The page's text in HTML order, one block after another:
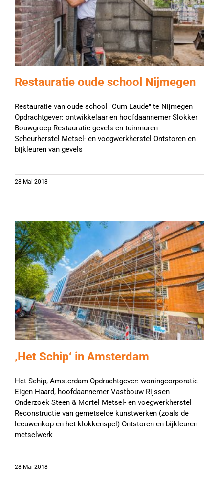
Restauratie oude school Nijmegen
Restauratie van oude school "Cum Laude" te Nijmegen
Opdrachtgever: ontwikkelaar en hoofdaannemer Slokker
Bouwgroep Restauratie gevels en tuinmuren
Scheurherstel Metsel- en voegwerkherstel Ontstoren en
bijkleuren van gevels
28 Mai 2018
‚Het Schip‘ in Amsterdam
Het Schip, Amsterdam Opdrachtgever: woningcorporatie
Eigen Haard, hoofdaannemer Vastbouw Rijssen
Onderzoek Steen & Mortel Metsel- en voegwerkherstel
Reconstructie van gemetselde kunstwerken (zoals de
leeuwenkop en het klokkenspel) Ontstoren en bijkleuren
metselwerk
28 Mai 2018